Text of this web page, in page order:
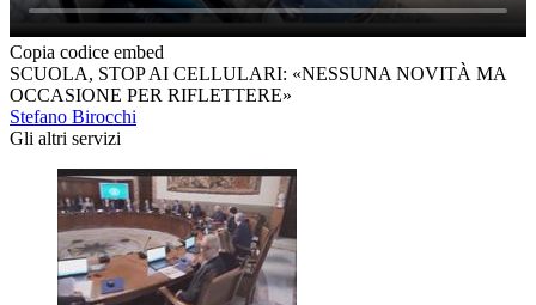
Copia codice embed
SCUOLA, STOP AI CELLULARI: «NESSUNA NOVITÀ MA
OCCASIONE PER RIFLETTERE»
Stefano Birocchi
Gli altri servizi